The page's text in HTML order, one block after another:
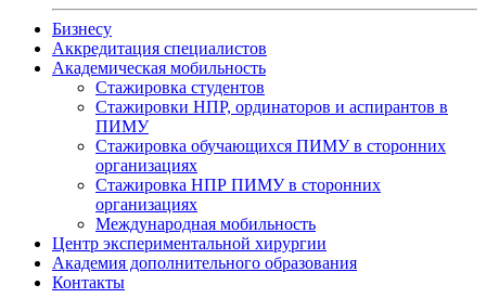
Бизнесу
Аккредитация специалистов
Академическая мобильность
Стажировка студентов
Стажировки НПР, ординаторов и аспирантов в
ПИМУ
Стажировка обучающихся ПИМУ в сторонних
организациях
Стажировка НПР ПИМУ в сторонних
организациях
Международная мобильность
Центр экспериментальной хирургии
Академия дополнительного образования
Контакты